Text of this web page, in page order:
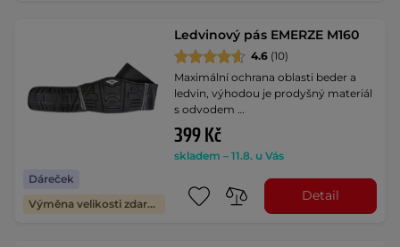
Dáreček
Výměna velikosti zdarma
Ledvinový pás EMERZE M160
4.6 (10)
Maximální ochrana oblasti beder a
ledvin, výhodou je prodyšný materiál
s odvodem …
399 Kč
skladem – 11.8. u Vás
Detail